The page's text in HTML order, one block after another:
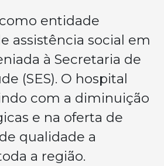
entidade
assistência social em
à Secretaria de
(SES). O hospital
com a diminuição
e na oferta de
qualidade a
a região.